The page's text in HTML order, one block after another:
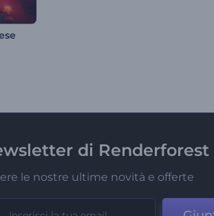
di Renderforest
le nostre ultime novità e offerte